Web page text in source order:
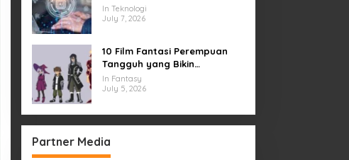
In Teknologi
July 7, 2026
10 Film Fantasi Perempuan
Tangguh yang Bikin
Terinspirasi, Termasuk Damsel
In Fantasy
July 5, 2026
Partner Media